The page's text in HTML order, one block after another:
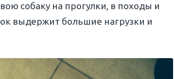
собаку на прогулки, в походы и
выдержит большие нагрузки и